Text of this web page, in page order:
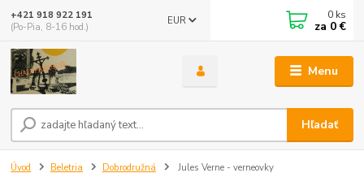
Menu
EUR
Hľadať
+421 918 922 191
(Po-Pia, 8-16 hod.)
0 ks
za 0 €
Úvod Beletria Dobrodružná Jules Verne - verneovky